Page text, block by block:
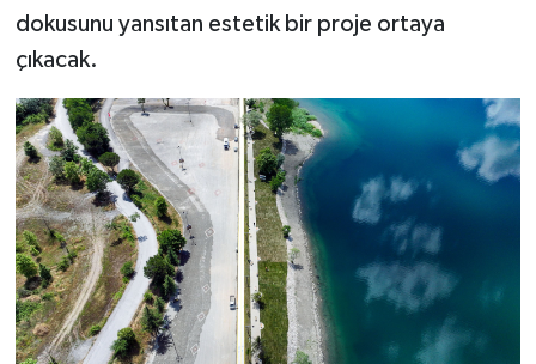
dokusunu yansıtan estetik bir proje ortaya
çıkacak.